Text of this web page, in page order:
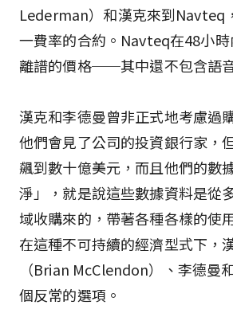
Lederman）和漢克來到Navteq
一費率的合約。Navteq在48小
離譜的價格──其中還不包含語
漢克和李德曼曾非正式地考慮過
他們會見了公司的投資銀行家，
飆到數十億美元，而且他們的數
淨」，就是說這些數據資料是從
域收購來的，帶著各種各樣的使
在這種不可持續的經濟型式下，
（Brian McClendon）、李德曼
個反常的選項。